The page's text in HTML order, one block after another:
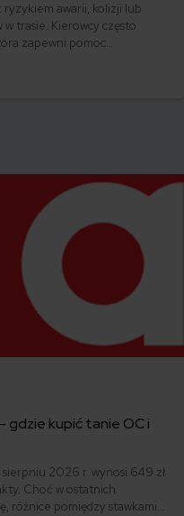
ryzykiem awarii, kolizji lub
trasie. Kierowcy często
zapewni pomoc
się w tym kontekście, jest
gdzie kupić tanie OC i
2026 r. wynosi 649 zł
Choć w ostatnich
różnice pomiędzy stawkami